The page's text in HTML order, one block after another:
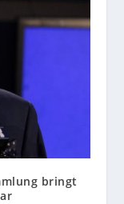
bringt